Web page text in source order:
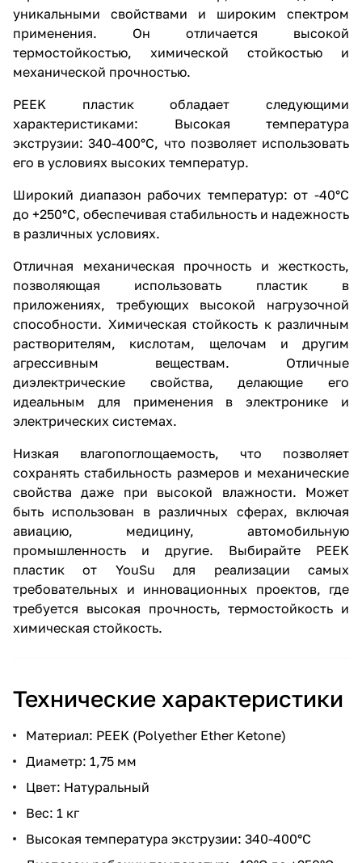
уникальными свойствами и широким спектром
применения. Он отличается высокой
термостойкостью, химической стойкостью и
механической прочностью.
PEEK пластик обладает следующими
характеристиками: Высокая температура
экструзии: 340-400°C, что позволяет использовать
его в условиях высоких температур.
Широкий диапазон рабочих температур: от -40°C
до +250°C, обеспечивая стабильность и надежность
в различных условиях.
Отличная механическая прочность и жесткость,
позволяющая использовать пластик в
приложениях, требующих высокой нагрузочной
способности. Химическая стойкость к различным
растворителям, кислотам, щелочам и другим
агрессивным веществам. Отличные
диэлектрические свойства, делающие его
идеальным для применения в электронике и
электрических системах.
Низкая влагопоглощаемость, что позволяет
сохранять стабильность размеров и механические
свойства даже при высокой влажности. Может
быть использован в различных сферах, включая
авиацию, медицину, автомобильную
промышленность и другие. Выбирайте PEEK
пластик от YouSu для реализации самых
требовательных и инновационных проектов, где
требуется высокая прочность, термостойкость и
химическая стойкость.
Технические характеристики
Материал: PEEK (Polyether Ether Ketone)
Диаметр: 1,75 мм
Цвет: Натуральный
Вес: 1 кг
Высокая температура экструзии: 340-400°C